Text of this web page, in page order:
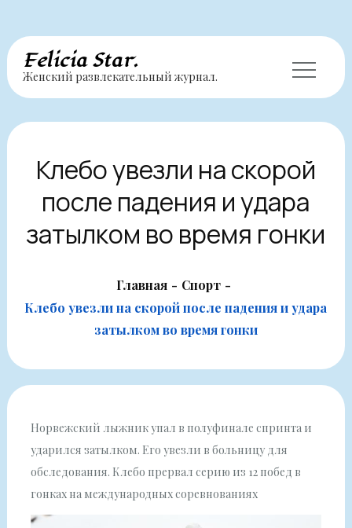
Перейти
содержимому
Felicia Star.
Женский развлекательный журнал.
Клебо увезли на скорой
после падения и удара
затылком во время гонки
Главная
Спорт
Клебо увезли на скорой после падения и удара
затылком во время гонки
Норвежский лыжник упал в полуфинале спринта и
ударился затылком. Его увезли в больницу для
обследования. Клебо прервал серию из 12 побед в
гонках на международных соревнованиях